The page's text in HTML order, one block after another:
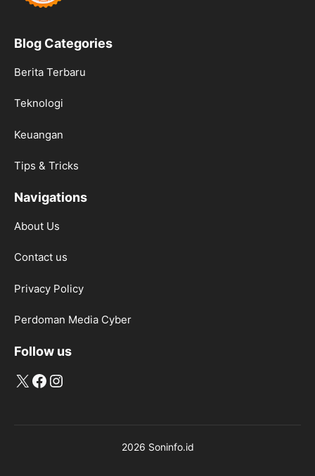
Blog Categories
Berita Terbaru
Teknologi
Keuangan
Tips & Tricks
Navigations
About Us
Contact us
Privacy Policy
Perdoman Media Cyber
Follow us
X Facebook
Instagram
2026 Soninfo.id